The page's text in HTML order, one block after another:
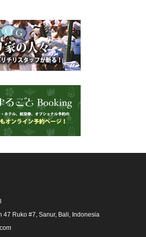
47 Ruko #7, Sanur, Bali, Indonesia